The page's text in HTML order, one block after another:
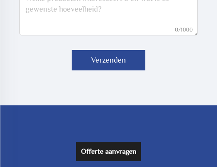
0/1000
Verzenden
Offerte aanvragen